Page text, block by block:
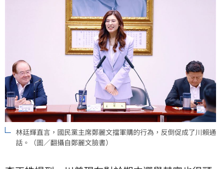
林廷輝直言，國民黨主席鄭麗文擋軍購的行為，反倒促成了川賴通
話。（圖／翻攝自鄭麗文臉書）